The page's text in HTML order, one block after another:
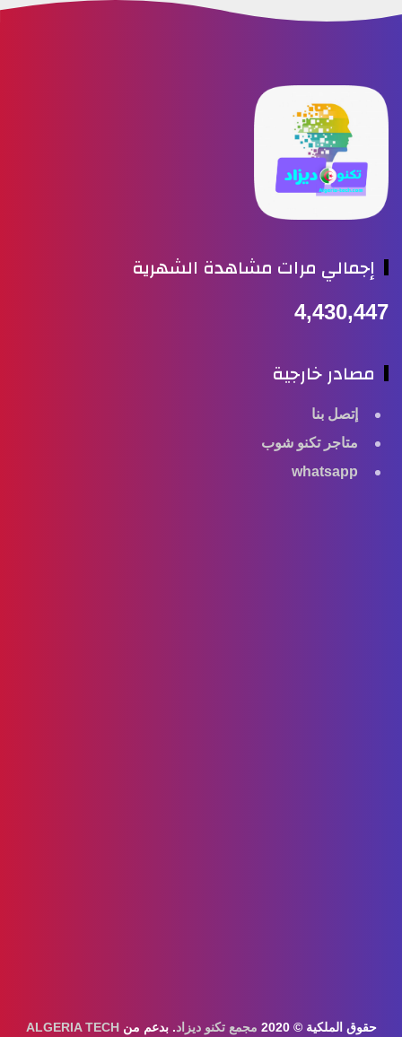
إجمالي مرات مشاهدة الشهرية
4,430,447
مصادر خارجية
إتصل بنا
متاجر تكنو شوب
whatsapp
حقوق الملكية © 2020 مجمع تكنو ديزاد. بدعم منALGERIA TECH